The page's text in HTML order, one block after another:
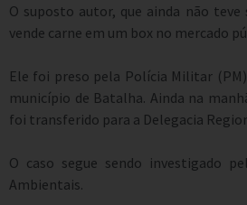
O suposto autor, que ainda não teve
vende carne em um box no mercado
Ele foi preso pela Polícia Militar
município de Batalha. Ainda na
foi transferido para a Delegacia
O caso segue sendo investigado
Ambientais.